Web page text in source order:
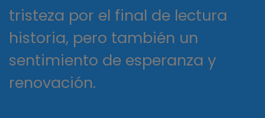
tristeza por el final de lectura
historia, pero también un
sentimiento de esperanza y
renovación.